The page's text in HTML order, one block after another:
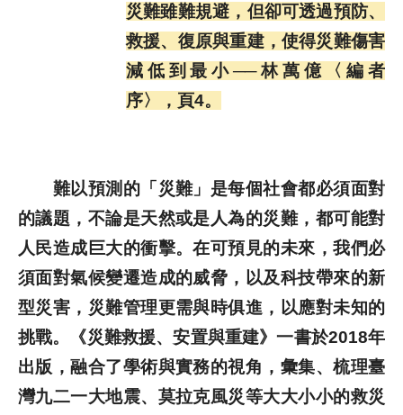
特別企劃
人物專訪
各期季刊
歷史文獻
投稿專區
災難雖難規避，但卻可透過預防、
救援、復原與重建，使得災難傷害
減低到最小──林萬億〈編者
序〉，頁4。
難以預測的「災難」是每個社會都必須面對
的議題，不論是天然或是人為的災難，都可能對
人民造成巨大的衝擊。在可預見的未來，我們必
須面對氣候變遷造成的威脅，以及科技帶來的新
型災害，災難管理更需與時俱進，以應對未知的
挑戰。《災難救援、安置與重建》一書於2018年
出版，融合了學術與實務的視角，彙集、梳理臺
灣九二一大地震、莫拉克風災等大大小小的救災